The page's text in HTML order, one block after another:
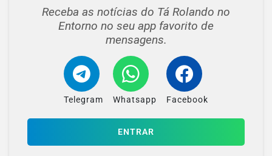
Receba as notícias do Tá Rolando no
Entorno no seu app favorito de
mensagens.
Telegram Whatsapp Facebook
ENTRAR